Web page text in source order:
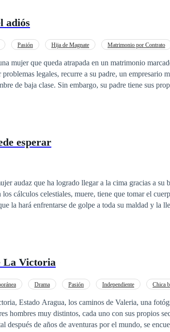
adiós
Pasión Hija de Magnate Matrimonio por Contrato
mujer que queda atrapada en un matrimonio
problemas legales, recurre a su padre, un empresario
de baja clase. Sin embargo, su padre tiene sus
este nuevo acuerdo, se enfrenta a la difícil tarea
esperar
audaz que ha logrado llegar a la cima gracias a su
cálculos celestiales, muere, tiene que tomar el
la hará enfrentarse de golpe a toda su maldad y la
anillo maldito?
La Victoria
Drama Pasión Independiente Chica
Estado Aragua, los caminos de Valeria, una
hombres muy distintos, cada uno con sus propios
después de años de aventuras por el mundo, se